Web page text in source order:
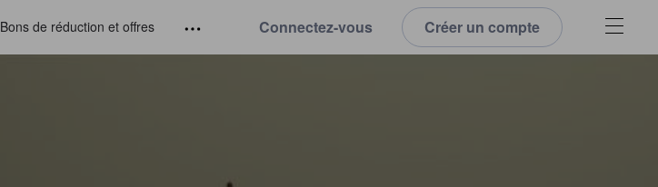
Bons de réduction et offres Connectez-vous Créer un compte